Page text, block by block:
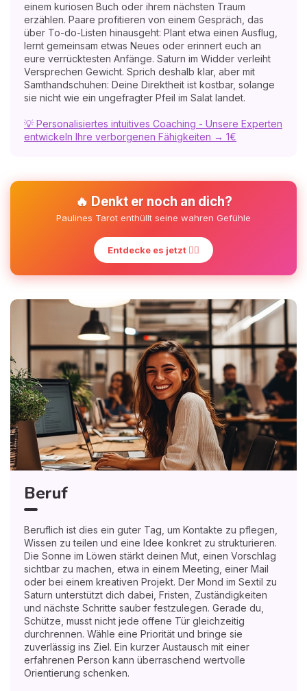
einem kuriosen Buch oder ihrem nächsten Traum
erzählen. Paare profitieren von einem Gespräch, das
über To-do-Listen hinausgeht: Plant etwa einen Ausflug,
lernt gemeinsam etwas Neues oder erinnert euch an
eure verrücktesten Anfänge. Saturn im Widder verleiht
Versprechen Gewicht. Sprich deshalb klar, aber mit
Samthandschuhen: Deine Direktheit ist kostbar, solange
sie nicht wie ein ungefragter Pfeil im Salat landet.
💡 Personalisiertes intuitives Coaching - Unsere Experten
entwickeln Ihre verborgenen Fähigkeiten → 1€
🔥 Denkt er noch an dich?
Paulines Tarot enthüllt seine wahren Gefühle
Entdecke es jetzt ❤️‍🔥
Beruf
Beruflich ist dies ein guter Tag, um Kontakte zu pflegen,
Wissen zu teilen und eine Idee konkret zu strukturieren.
Die Sonne im Löwen stärkt deinen Mut, einen Vorschlag
sichtbar zu machen, etwa in einem Meeting, einer Mail
oder bei einem kreativen Projekt. Der Mond im Sextil zu
Saturn unterstützt dich dabei, Fristen, Zuständigkeiten
und nächste Schritte sauber festzulegen. Gerade du,
Schütze, musst nicht jede offene Tür gleichzeitig
durchrennen. Wähle eine Priorität und bringe sie
zuverlässig ins Ziel. Ein kurzer Austausch mit einer
erfahrenen Person kann überraschend wertvolle
Orientierung schenken.